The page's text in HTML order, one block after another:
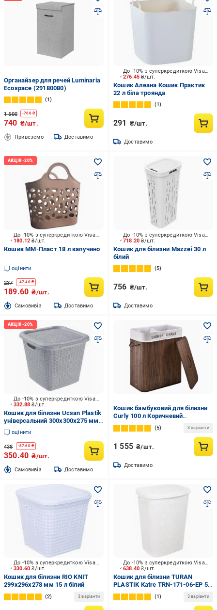
Органайзер для речей Luminaria
Ecospace (29180080)
1
1 500 -760₴
740 ₴/шт.
Привеземо Доставимо
276.45₴/шт.
До -10% з суперкредиткою Visa Вигода
Кошик Алеана Кошик Практик
22 л біла троянда
1
291 ₴/шт.
Доставимо
180.12₴/шт.
До -10% з суперкредиткою Visa Вигода
Кошик ММ-Пласт 18 л капучино
оцінити
237 -47.40₴
189.60 ₴/шт.
Cамовивіз Доставимо
718.20₴/шт.
До -10% з суперкредиткою Visa Вигода
Кошик для білизни Mazzei 30 л
білий
5
756 ₴/шт.
Доставимо
332.88₴/шт.
До -10% з суперкредиткою Visa Вигода
Кошик для білизни Ucsan Plastik
універсальний 300х300х275 мм
15 л сірий
оцінити
438 -87.60₴
350.40 ₴/шт.
Cамовивіз Доставимо
Кошик бамбуковий для білизни
Curly 100 л Коричневий
(9909054)
5 3 варіанти
1 555 ₴/шт.
Доставимо
330.60₴/шт.
До -10% з суперкредиткою Visa Вигода
Кошик для білизни RIO KNIT
299х296х278 мм 15 л білий
2 3 варіанти
638.40₴/шт.
До -10% з суперкредиткою Visa Вигода
Кошик для білизни TURAN
PLASTIK Katre TRN-171-06-EP 55
л білий
1 3 варіанти